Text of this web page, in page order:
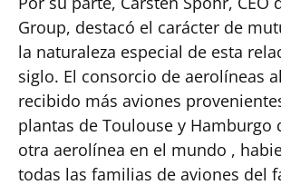
Group, destacó el carácter de
la naturaleza especial de esta
siglo. El consorcio de aerolíneas
recibido más aviones
plantas de Toulouse y Hamburgo
otra aerolínea en el mundo ,
todas las familias de aviones del